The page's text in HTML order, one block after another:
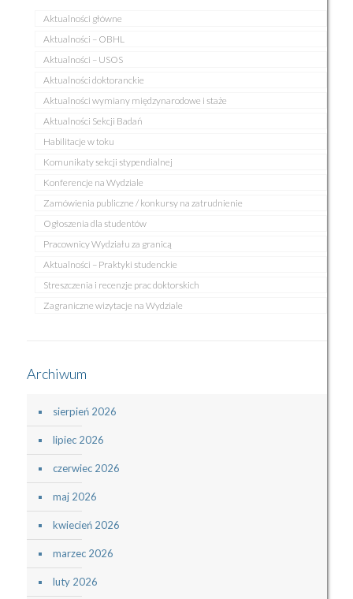
Aktualności główne
Aktualności – OBHL
Aktualności – USOS
Aktualności doktoranckie
Aktualności wymiany międzynarodowe i staże
Aktualności Sekcji Badań
Habilitacje w toku
Komunikaty sekcji stypendialnej
Konferencje na Wydziale
Zamówienia publiczne / konkursy na zatrudnienie
Ogłoszenia dla studentów
Pracownicy Wydziału za granicą
Aktualności – Praktyki studenckie
Streszczenia i recenzje prac doktorskich
Zagraniczne wizytacje na Wydziale
Archiwum
sierpień 2026
lipiec 2026
czerwiec 2026
maj 2026
kwiecień 2026
marzec 2026
luty 2026